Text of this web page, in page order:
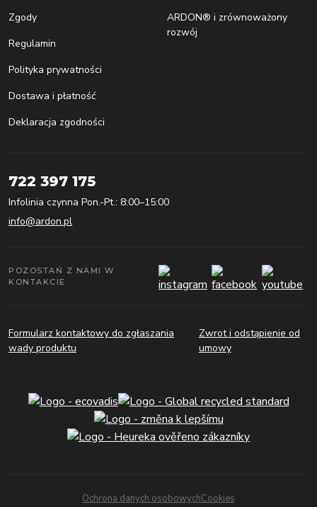
Zgody
Regulamin
Polityka prywatności
Dostawa i płatność
Deklaracja zgodności
ARDON® i zrównoważony
rozwój
722 397 175
Infolinia czynna Pon.-Pt.: 8:00–15:00
info@ardon.pl
POZOSTAŃ Z NAMI W
KONTAKCIE
Formularz kontaktowy do zgłaszania
wady produktu
Zwrot i odstąpienie od
umowy
Ochrona danych osobowychCookies